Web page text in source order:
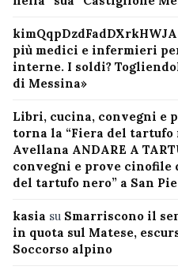
più medici e infermieri
interne. I soldi?
di Messina»
Libri, cucina, convegni e
torna la “Fiera del tartufo
Avellana ANDARE A
convegni e prove cinofile
del tartufo nero” a San
kasia su Smarriscono il
in quota sul Matese,
Soccorso alpino